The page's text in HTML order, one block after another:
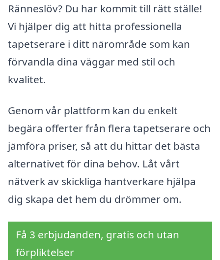
Ränneslöv? Du har kommit till rätt ställe!
Vi hjälper dig att hitta professionella
tapetserare i ditt närområde som kan
förvandla dina väggar med stil och
kvalitet.
Genom vår plattform kan du enkelt
begära offerter från flera tapetserare och
jämföra priser, så att du hittar det bästa
alternativet för dina behov. Låt vårt
nätverk av skickliga hantverkare hjälpa
dig skapa det hem du drömmer om.
Få 3 erbjudanden, gratis och utan
förpliktelser